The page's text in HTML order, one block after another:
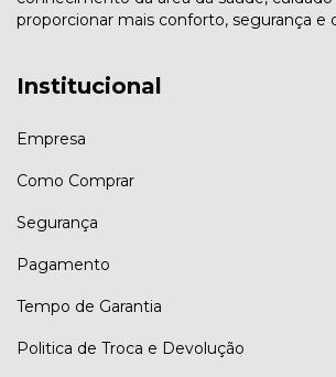
proporcionar mais conforto, segurança e
Institucional
Empresa
Como Comprar
Segurança
Pagamento
Tempo de Garantia
Politica de Troca e Devolução